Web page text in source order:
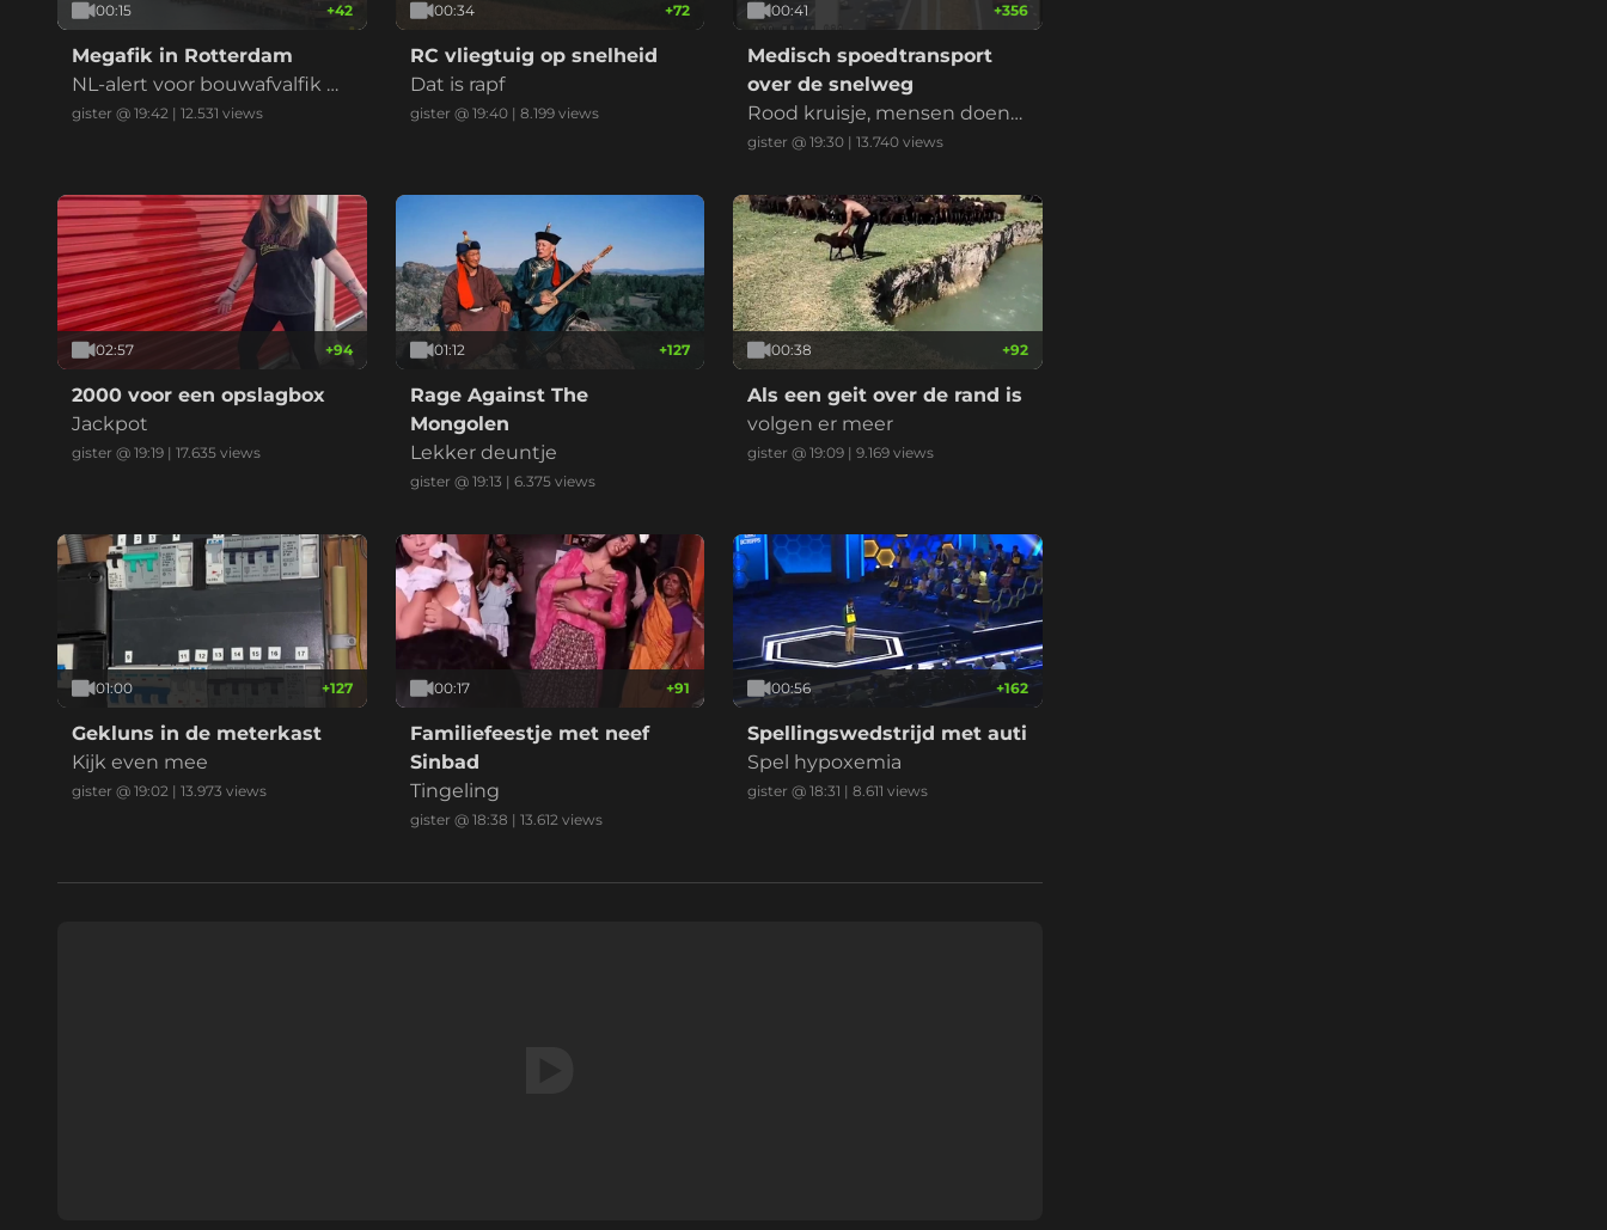
00:15 +42
Megafik in Rotterdam
NL-alert voor bouwafvalfik m
et zwarte reauk bij recycling
gister @ 19:42 | 12.531 views
00:34 +72
RC vliegtuig op snelheid
Dat is rapf
gister @ 19:40| 8.199views
00:41 +356
Medisch spoedtransport
over de snelweg
Rood kruisje, mensen doen
normaal, ambu erlangs, klaar
gister @ 19:30 |13.740 views
02:57 +94
2000 voor een opslagbox
Jackpot
gister @ 19:19 | 17.635 views
01:12 +127
Rage Against The
Mongolen
Lekker deuntje
gister @ 19:13 | 6.375views
00:38 +92
Als een geit over de rand is
volgen er meer
gister @ 19:09 |9.169 views
01:00 +127
Gekluns in de meterkast
Kijk even mee
gister @ 19:02 | 13.973 views
00:17 +91
Familiefeestje met neef
Sinbad
Tingeling
gister @ 18:38 | 13.612views
00:56 +162
Spellingswedstrijd met auti
Spel hypoxemia
gister @ 18:31 |8.611 views